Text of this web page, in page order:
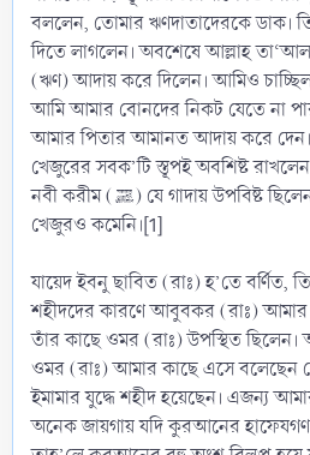
বললেন, তোমার ঋণদাতাদেরকে ডাক।
দিতে লাগলেন। অবশেষে আল্লাহ
(ঋণ) আদায় করে দিলেন। আমিও
আমি আমার বোনদের নিকট যেতে না
আমার পিতার আমানত আদায় করে দেন।
খেজুরের সবক’টি স্তূপই অবশিষ্ট
নবী করীম (ﷺ) যে গাদায় উপবিষ্ট ছিলেন তার থেকে যেন একটি
খেজুরও কমেনি।[1]
যায়েদ ইবনু ছাবিত (রাঃ) হ’তে বর্ণিত,
শহীদদের কারণে আবুবকর (রাঃ)
তাঁর কাছে ওমর (রাঃ) উপস্থিত
ওমর (রাঃ) আমার কাছে এসে বলেছেন
ইমামার যুদ্ধে শহীদ হয়েছেন। এজন্য
অনেক জায়গায় যদি কুরআনের